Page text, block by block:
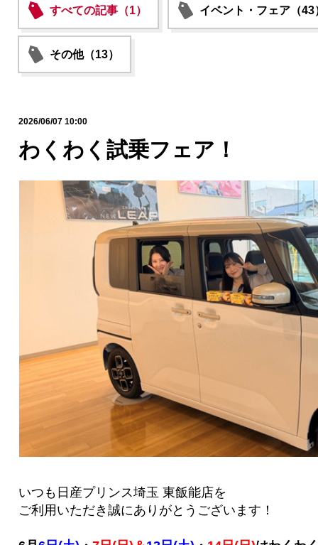
すべての記事（1） イベント・フェア（43
その他（13）
2026/06/07 10:00
わくわく試乗フェア！
いつも日産プリンス埼玉 東飯能店を
ご利用いただき誠にありがとうございます！